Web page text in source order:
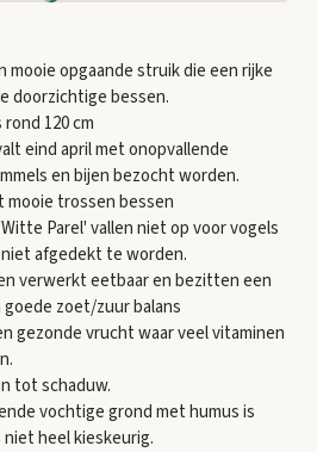
mooie opgaande struik die een rijke
doorzichtige bessen.
120 cm
eind april met onopvallende
en bijen bezocht worden.
mooie trossen bessen
Parel' vallen niet op voor vogels
afgedekt te worden.
verwerkt eetbaar en bezitten een
zoet/zuur balans
gezonde vrucht waar veel vitaminen
tot schaduw.
vochtige grond met humus is
heel kieskeurig.